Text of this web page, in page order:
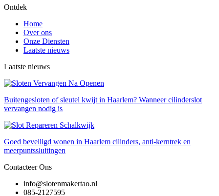
Ontdek
Home
Over ons
Onze Diensten
Laatste nieuws
Laatste nieuws
Buitengesloten of sleutel kwijt in Haarlem? Wanneer cilinderslot
vervangen nodig is
Goed beveiligd wonen in Haarlem cilinders, anti-kerntrek en
meerpuntssluitingen
Contacteer Ons
info@slotenmakertao.nl
085-2127595